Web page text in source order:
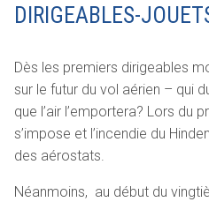
DIRIGEABLES-
Dès les premiers dirigeables
sur le futur du vol aérien – qui
que l’air l’emportera? Lors du
s’impose et l’incendie du
des aérostats.
Néanmoins, au début du